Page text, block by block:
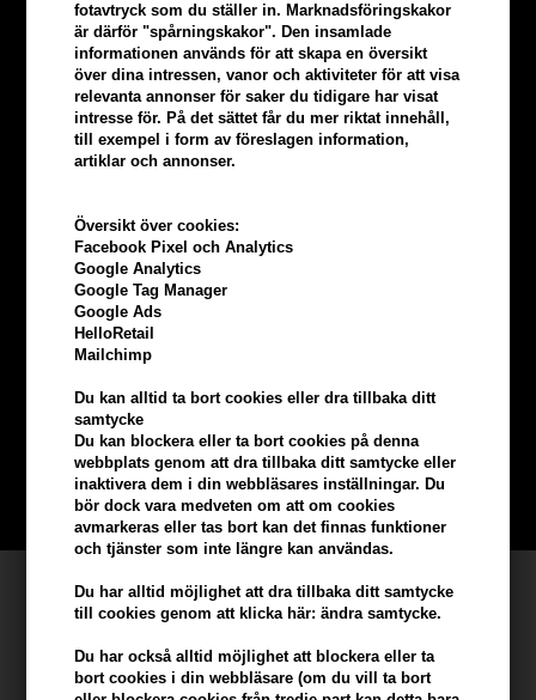
fotavtryck som du ställer in. Marknadsföringskakor
är därför "spårningskakor". Den insamlade
informationen används för att skapa en översikt
över dina intressen, vanor och aktiviteter för att visa
relevanta annonser för saker du tidigare har visat
intresse för. På det sättet får du mer riktat innehåll,
till exempel i form av föreslagen information,
artiklar och annonser.
Översikt över cookies:
Facebook Pixel och Analytics
Google Analytics
Google Tag Manager
Google Ads
HelloRetail
Mailchimp
Du kan alltid ta bort cookies eller dra tillbaka ditt
samtycke
Du kan blockera eller ta bort cookies på denna
webbplats genom att dra tillbaka ditt samtycke eller
inaktivera dem i din webbläsares inställningar. Du
bör dock vara medveten om att om cookies
avmarkeras eller tas bort kan det finnas funktioner
och tjänster som inte längre kan användas.
Du har alltid möjlighet att dra tillbaka ditt samtycke
till cookies genom att klicka här: ändra samtycke.
Du har också alltid möjlighet att blockera eller ta
bort cookies i din webbläsare (om du vill ta bort
Tjäna5% bonus
beställning
Bli en del av vår kundklubb gratis och få rabatter när du handlar
BLI EN GRATIS MEDLEM HÄR
Kundservice
Frisenborgvej 6A
DK-7800 Skive